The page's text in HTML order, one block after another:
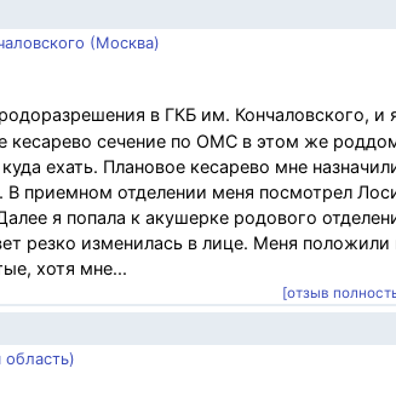
(Москва)
в ГКБ им. Кончаловского, и
кесарево сечение по ОМС в этом же
ехать. Плановое кесарево мне
приемном отделении меня посмотрел
я попала к акушерке родового
резко изменилась в лице. Меня положили
хотя мне...
[отзыв